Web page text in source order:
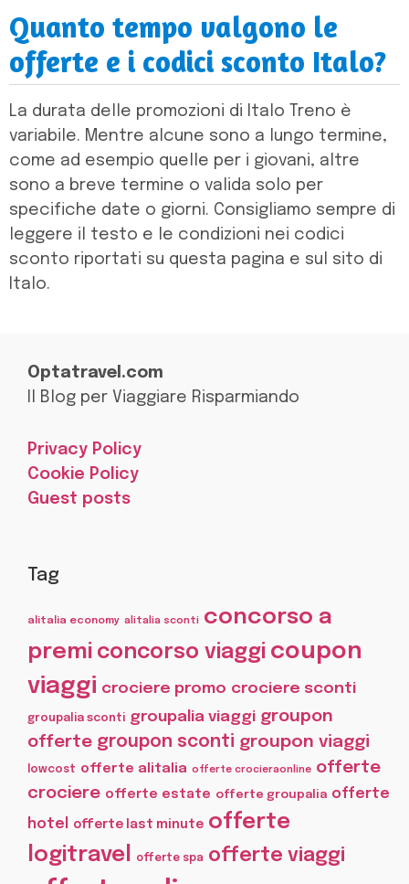
Quanto tempo valgono le
offerte e i codici sconto Italo?
La durata delle promozioni di Italo Treno è
variabile. Mentre alcune sono a lungo termine,
come ad esempio quelle per i giovani, altre
sono a breve termine o valida solo per
specifiche date o giorni. Consigliamo sempre di
leggere il testo e le condizioni nei codici
sconto riportati su questa pagina e sul sito di
Italo.
Optatravel.com
Il Blog per Viaggiare Risparmiando
Privacy Policy
Cookie Policy
Guest posts
Tag
alitalia economy alitalia sconti concorso a
premi concorso viaggi coupon
viaggi crociere promo crociere sconti
groupalia sconti groupalia viaggi groupon
offerte groupon sconti groupon viaggi
lowcost offerte alitalia offerte crocieraonline offerte
crociere offerte estate offerte groupalia offerte
hotel
offerte last minute offerte
logitravel offerte spa offerte viaggi